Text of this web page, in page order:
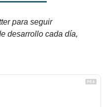
para seguir
desarrollo cada día,